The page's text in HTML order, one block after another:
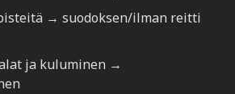
→ suodoksen/ilman reitti
ja kuluminen →